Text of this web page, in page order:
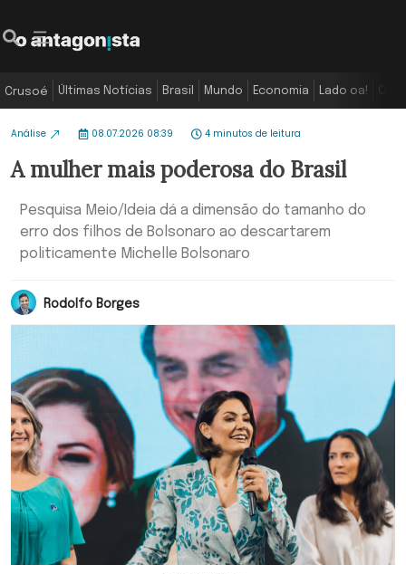
Crusoé Últimas Notícias Brasil Mundo Economia Lado oa!
Análise 08.07.2026 08:39 4 minutos de leitura
A mulher mais poderosa do Brasil
Pesquisa Meio/Ideia dá a dimensão do tamanho do
erro dos filhos de Bolsonaro ao descartarem
politicamente Michelle Bolsonaro
Rodolfo Borges